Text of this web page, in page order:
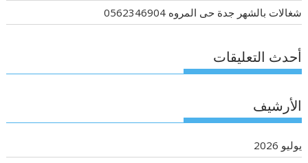
شغالات بالشهر جدة حى المروه 0562346904
أحدث التعليقات
الأرشيف
يوليو 2026